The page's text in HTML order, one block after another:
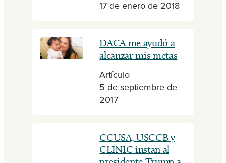
17 de enero de 2018
DACA me ayudó a
alcanzar mis metas
Artículo
5 de septiembre de
2017
CCUSA, USCCB y
CLINIC instan al